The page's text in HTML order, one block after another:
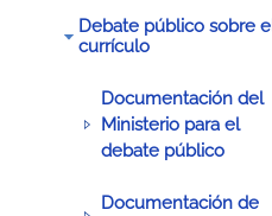
Debate público sobre
currículo
Documentación del
Ministerio para el
debate público
Documentación de